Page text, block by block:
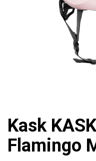
Kask
Flamingo